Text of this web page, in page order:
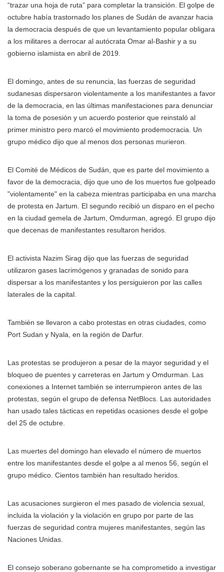
“trazar una hoja de ruta” para completar la transición. El golpe de
octubre había trastornado los planes de Sudán de avanzar hacia
la democracia después de que un levantamiento popular obligara
a los militares a derrocar al autócrata Omar al-Bashir y a su
gobierno islamista en abril de 2019.
El domingo, antes de su renuncia, las fuerzas de seguridad
sudanesas dispersaron violentamente a los manifestantes a favor
de la democracia, en las últimas manifestaciones para denunciar
la toma de posesión y un acuerdo posterior que reinstaló al
primer ministro pero marcó el movimiento prodemocracia. Un
grupo médico dijo que al menos dos personas murieron.
El Comité de Médicos de Sudán, que es parte del movimiento a
favor de la democracia, dijo que uno de los muertos fue golpeado
"violentamente" en la cabeza mientras participaba en una marcha
de protesta en Jartum. El segundo recibió un disparo en el pecho
en la ciudad gemela de Jartum, Omdurman, agregó. El grupo dijo
que decenas de manifestantes resultaron heridos.
El activista Nazim Sirag dijo que las fuerzas de seguridad
utilizaron gases lacrimógenos y granadas de sonido para
dispersar a los manifestantes y los persiguieron por las calles
laterales de la capital.
También se llevaron a cabo protestas en otras ciudades, como
Port Sudan y Nyala, en la región de Darfur.
Las protestas se produjeron a pesar de la mayor seguridad y el
bloqueo de puentes y carreteras en Jartum y Omdurman. Las
conexiones a Internet también se interrumpieron antes de las
protestas, según el grupo de defensa NetBlocs. Las autoridades
han usado tales tácticas en repetidas ocasiones desde el golpe
del 25 de octubre.
Las muertes del domingo han elevado el número de muertos
entre los manifestantes desde el golpe a al menos 56, según el
grupo médico. Cientos también han resultado heridos.
Las acusaciones surgieron el mes pasado de violencia sexual,
incluida la violación y la violación en grupo por parte de las
fuerzas de seguridad contra mujeres manifestantes, según las
Naciones Unidas.
El consejo soberano gobernante se ha comprometido a investigar